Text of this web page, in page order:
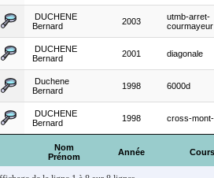
Nom
Prénom
Année
DUCHENE
Bernard
2003
utmb-arret-
courmayeur
DUCHENE
Bernard
2001 diagonale
Duchene
Bernard
1998 6000d
DUCHENE
Bernard
1998 cross-